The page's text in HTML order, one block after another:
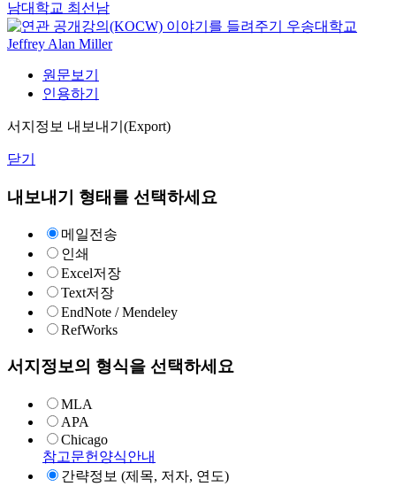
남대학교 최선남
이야기를 들려주기
우송대학교
Jeffrey Alan Miller
원문보기
인용하기
서지정보 내보내기(Export)
닫기
내보내기 형태를 선택하세요
메일전송
인쇄
Excel저장
Text저장
EndNote / Mendeley
RefWorks
서지정보의 형식을 선택하세요
MLA
APA
Chicago
참고문헌양식안내
간략정보 (제목, 저자, 연도)